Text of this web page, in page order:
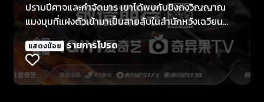
ปราบปีศาจและกำจัดมาร เขาได้พบกับชิงถงวิญญาณ
แมงมุมที่แฝงตัวเข้ามาเป็นสายลับในสำนักหวังเฉวียน
การปรากฏตัวของชิงถงเปลี่ยนแปลงมุมมองที่ฟู่กุ้ยมีต่อ
ปีศาจและได้เห็นโลกภายนอกมากยิ่งขึ้น ความปรารถนา
ภายในของฟู่กุ้ยที่ต้องการอิสรภาพและสันติสุขของใต้
หล้าค่อย ๆ ปะทุขึ้น หลังจากอดทนต่อการโจมตีด้วยกระบี่
แสดงน้อย รายการโปรด